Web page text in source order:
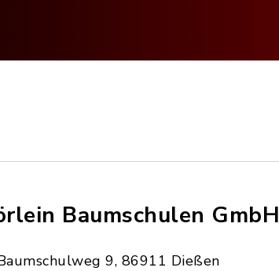
Baumschulen GmbH
9, 86911 Dießen